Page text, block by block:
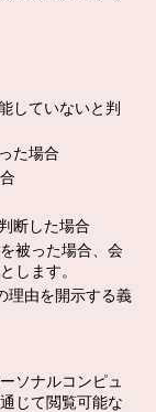
していないと判
た場合
断した場合
被った場合、会
します。
理由を開示する義
ソナルコンピュ
じて閲覧可能な